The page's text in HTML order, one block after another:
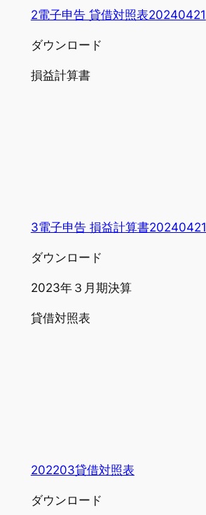
2電子申告 貸借対照表20240421
ダウンロード
損益計算書
3電子申告 損益計算書20240421
ダウンロード
2023年３月期決算
貸借対照表
202203貸借対照表
ダウンロード